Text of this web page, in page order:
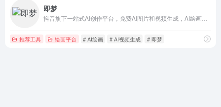
即梦
推荐工具 绘画平台 # AI绘画 # AI视频生成 # 即梦